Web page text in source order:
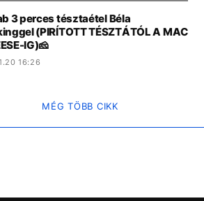
3 perces tésztaétel Béla
(PIRÍTOTT TÉSZTÁTÓL A MAC
IG)🧀
16:26
MÉG TÖBB CIKK